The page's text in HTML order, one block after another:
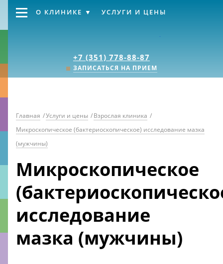
+7 (351) 778-88-87
ЗАПИСАТЬСЯ НА ПРИЕМ
О КЛИНИКЕ УСЛУГИ И ЦЕНЫ
Главная /Услуги и цены /Взрослая клиника /
Микроскопическое (бактериоскопическое) исследование мазка
(мужчины)
Микроскопическое
исследование
мазка (мужчины)